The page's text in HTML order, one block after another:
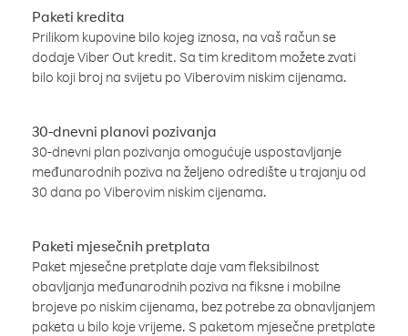
Paketi kredita
Prilikom kupovine bilo kojeg iznosa, na vaš račun se
dodaje Viber Out kredit. Sa tim kreditom možete zvati
bilo koji broj na svijetu po Viberovim niskim cijenama.
30-dnevni planovi pozivanja
30-dnevni plan pozivanja omogućuje uspostavljanje
međunarodnih poziva na željeno odredište u trajanju od
30 dana po Viberovim niskim cijenama.
Paketi mjesečnih pretplata
Paket mjesečne pretplate daje vam fleksibilnost
obavljanja međunarodnih poziva na fiksne i mobilne
brojeve po niskim cijenama, bez potrebe za obnavljanjem
paketa u bilo koje vrijeme. S paketom mjesečne pretplate